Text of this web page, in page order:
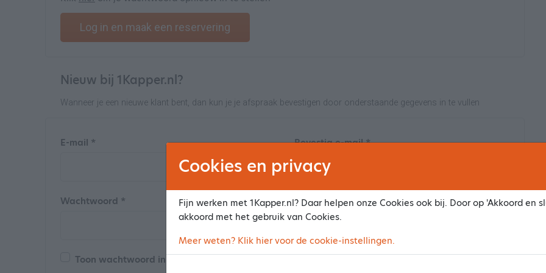
Log in en maak een reservering
Nieuw bij 1Kapper.nl?
Wanneer je een nieuwe klant bent, dan kun je je afspraak bevestigen door onderstaande gegevens in te vullen
E-mail * Bevestig e-mail *
Wachtwoord * Wachtwoord bevestigen *
Toon wachtwoord in de bevestigingsmail
Cookies en privacy
Fijn werken met 1Kapper.nl? Daar helpen onze Cookies ook bij. Door op 'Akkoord en
akkoord met het gebruik van Cookies.
Meer weten? Klik hier voor de cookie-instellingen.